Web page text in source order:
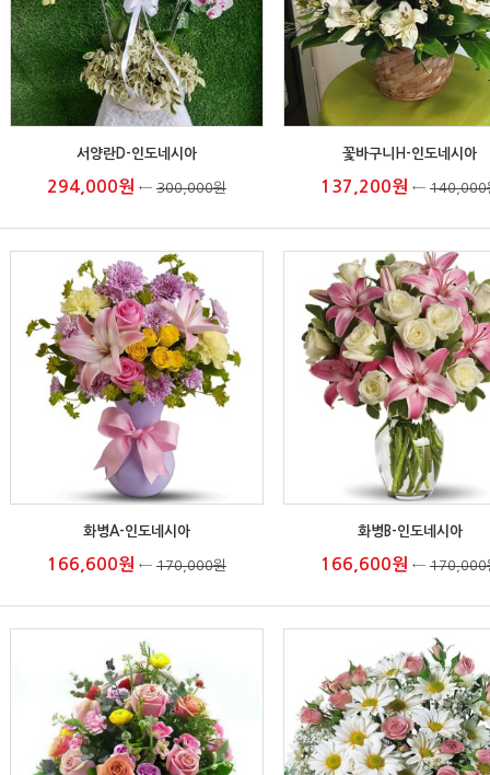
서양란D-인도네시아
294,000원 ← 300,000원
꽃바구니H-인도네시아
137,200원 ← 140,000
화병A-인도네시아
166,600원 ← 170,000원
화병B-인도네시아
166,600원 ← 170,000